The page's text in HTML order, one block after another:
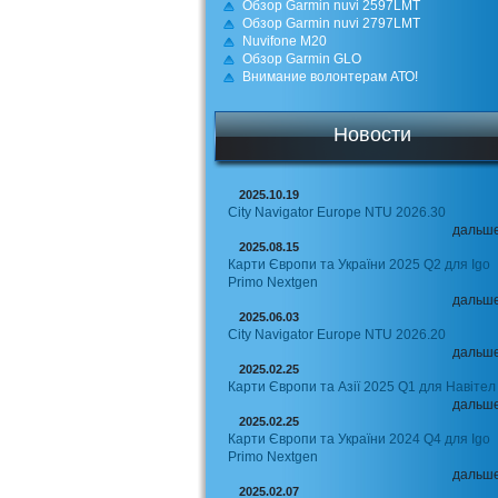
Обзор Garmin nuvi 2597LMT
Обзор Garmin nuvi 2797LMT
Nuvifone M20
Обзор Garmin GLO
Внимание волонтерам АТО!
Новости
2025.10.19
City Navigator Europe NTU 2026.30
2025.08.15
Карти Європи та України 2025 Q2 для Igo
Primo Nextgen
2025.06.03
City Navigator Europe NTU 2026.20
2025.02.25
Карти Європи та Азії 2025 Q1 для Навітел
2025.02.25
Карти Європи та України 2024 Q4 для Igo
Primo Nextgen
2025.02.07